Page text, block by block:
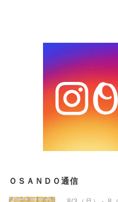
ＯＳＡＮＤＯ通信